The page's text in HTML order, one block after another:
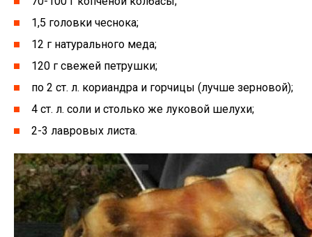
1,5 головки чеснока;
12 г натурального меда;
120 г свежей петрушки;
по 2 ст. л. кориандра и горчицы (лучше зерновой);
4 ст. л. соли и столько же луковой шелухи;
2-3 лавровых листа.